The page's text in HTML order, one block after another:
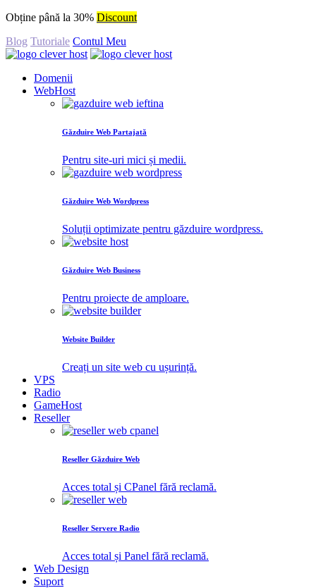
Obține până la 30% Discount
Blog Tutoriale Contul Meu
Domenii
WebHost
Găzduire Web Partajată
Pentru site-uri mici și medii.
Găzduire Web Wordpress
Soluții optimizate pentru găzduire wordpress.
Găzduire Web Business
Pentru proiecte de amploare.
Website Builder
Creați un site web cu ușurință.
VPS
Radio
GameHost
Reseller
Reseller Găzduire Web
Acces total și CPanel fără reclamă.
Reseller Servere Radio
Acces total și Panel fără reclamă.
Web Design
Suport